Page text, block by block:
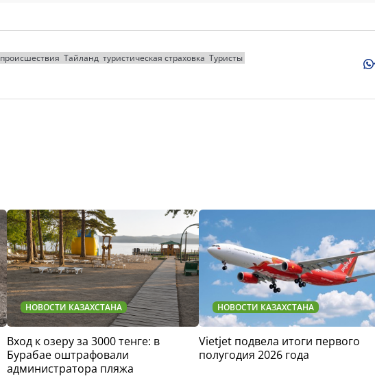
происшествия Тайланд туристическая страховка Туристы
НОВОСТИ КАЗАХСТАНА
Вход к озеру за 3000 тенге: в
Бурабае оштрафовали
администратора пляжа
НОВОСТИ КАЗАХСТАНА
Vietjet подвела итоги первого
полугодия 2026 года